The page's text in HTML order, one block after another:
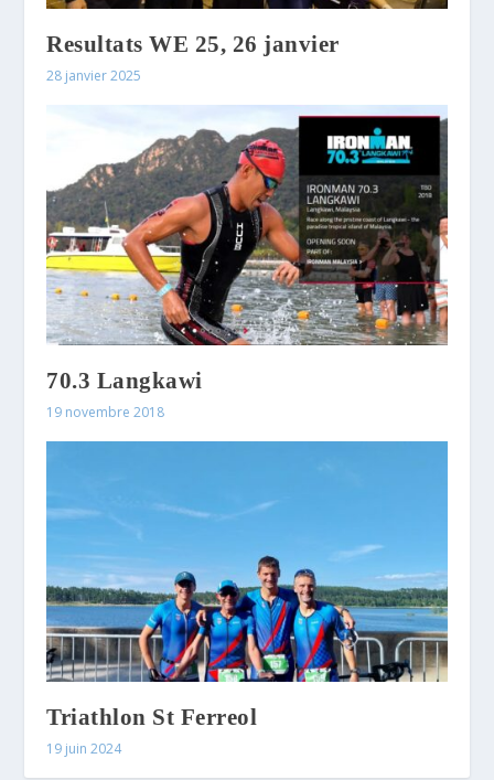
Resultats WE 25, 26 janvier
28 janvier 2025
70.3 Langkawi
19 novembre 2018
Triathlon St Ferreol
19 juin 2024